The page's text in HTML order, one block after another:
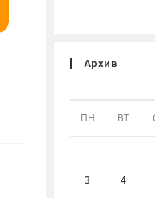
Архив
ПН ВТ
3 4